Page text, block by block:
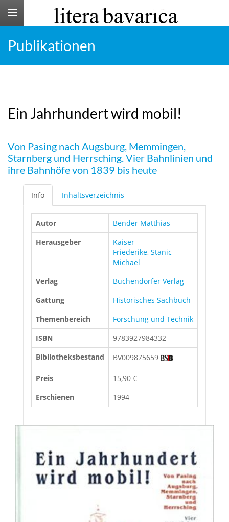
Toggle
Publikationen
Ein Jahrhundert wird mobil!
Von Pasing nach Augsburg, Memmingen,
Starnberg und Herrsching. Vier Bahnlinien und
ihre Bahnhöfe von 1839 bis heute
Info Inhaltsverzeichnis
Autor
Bender Matthias
Herausgeber
Kaiser
Friederike, Stanic
Michael
Verlag
Buchendorfer Verlag
Gattung
Historisches Sachbuch
Themenbereich
Forschung und Technik
ISBN
9783927984332
Bibliotheksbestand
BV009875659
Preis
15,90 €
Erschienen
1994